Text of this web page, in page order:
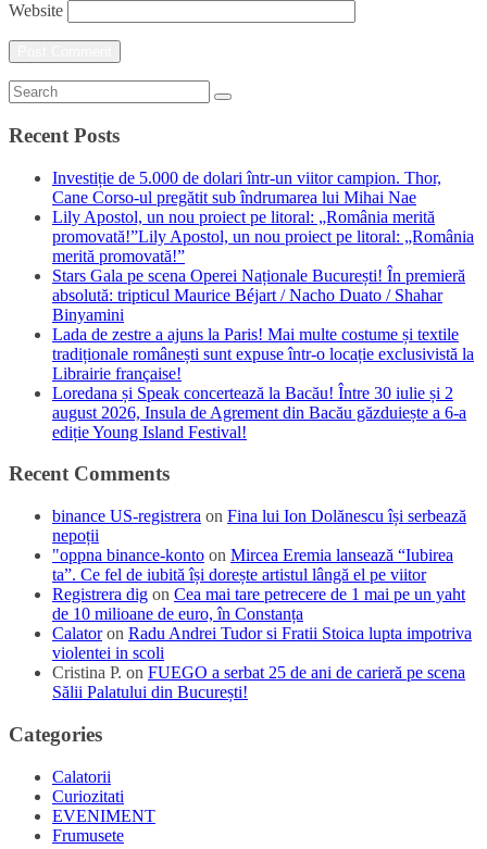
Website
Recent Posts
Investiție de 5.000 de dolari într-un viitor campion. Thor,
Cane Corso-ul pregătit sub îndrumarea lui Mihai Nae
Lily Apostol, un nou proiect pe litoral: „România merită
promovată!”Lily Apostol, un nou proiect pe litoral: „România
merită promovată!”
Stars Gala pe scena Operei Naționale București! În premieră
absolută: tripticul Maurice Béjart / Nacho Duato / Shahar
Binyamini
Lada de zestre a ajuns la Paris! Mai multe costume și textile
tradiționale românești sunt expuse într-o locație exclusivistă la
Librairie française!
Loredana și Speak concertează la Bacău! Între 30 iulie și 2
august 2026, Insula de Agrement din Bacău găzduiește a 6-a
ediție Young Island Festival!
Recent Comments
binance US-registrera on Fina lui Ion Dolănescu își serbează
nepoții
"oppna binance-konto on Mircea Eremia lansează “Iubirea
ta”. Ce fel de iubită își dorește artistul lângă el pe viitor
Registrera dig on Cea mai tare petrecere de 1 mai pe un yaht
de 10 milioane de euro, în Constanța
Calatoron Radu Andrei Tudor si Fratii Stoica lupta impotriva
violentei in scoli
Cristina P. on FUEGO a serbat 25 de ani de carieră pe scena
Sălii Palatului din București!
Categories
Calatorii
Curiozitati
EVENIMENT
Frumusete